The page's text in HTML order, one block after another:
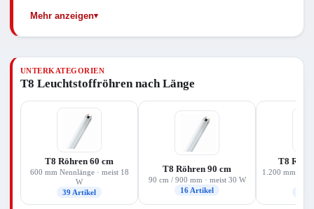
tageslichtweiß.
Mehr anzeigen
UNTERKATEGORIEN
T8 Leuchtstoffröhren nach Länge
T8 Röhren 60 cm
600 mm Nennlänge · meist 18
W
39 Artikel
T8 Röhren 90 cm
90 cm / 900 mm · meist 30 W
16 Artikel
T8
1.200 mm